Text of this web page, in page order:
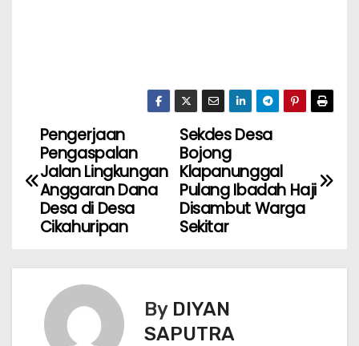
Sekdes Desa
Bojong
Klapanunggal
Pulang Ibadah Haji
Disambut Warga
Sekitar
Pengerjaan
Pengaspalan
Jalan Lingkungan
Anggaran Dana
Desa di Desa
Cikahuripan
By DIYAN
SAPUTRA